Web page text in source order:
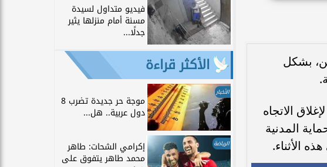
بشكل
الاتجاه
المدنية
الأثناء.
فيديو متداول لسيدة
مسنة أمام منزلها يثير
جدلًا...
الأكثر قراءة
الأخبار
موجة حر جديدة تضرب 8
دول عربية.. هل...
الرياضة إكرامي الشحات: طاهر
محمد طاهر يتفوق على